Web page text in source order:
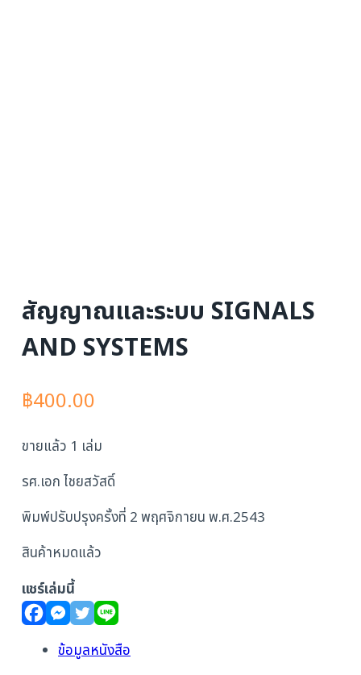
สัญญาณและระบบ SIGNALS
AND SYSTEMS
฿400.00
ขายแล้ว 1 เล่ม
รศ.เอก ไชยสวัสดิ์
พิมพ์ปรับปรุงครั้งที่ 2 พฤศจิกายน พ.ศ.2543
สินค้าหมดแล้ว
แชร์เล่มนี้
ข้อมูลหนังสือ